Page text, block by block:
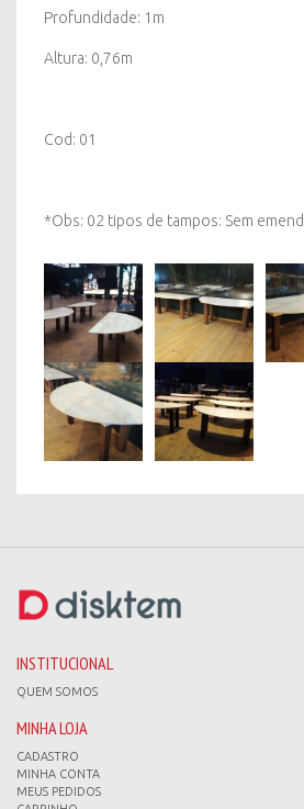
Profundidade: 1m
Altura: 0,76m
Cod: 01
*Obs: 02 tipos de tampos: Sem
INSTITUCIONAL
QUEM SOMOS
MINHA LOJA
CADASTRO
MINHA CONTA
MEUS PEDIDOS